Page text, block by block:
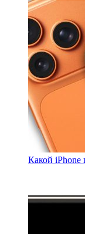
Какой iPhone